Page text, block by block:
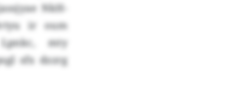
NkH-
ir oum
mty
sfx dzzrg